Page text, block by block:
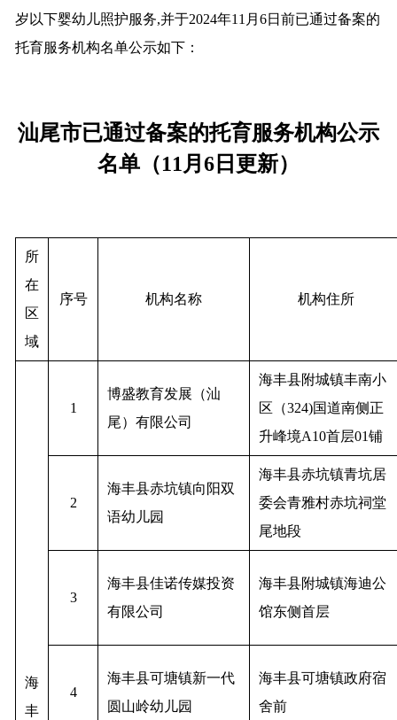
岁以下婴幼儿照护服务,并于2024年11月6日前已通过备案的
托育服务机构名单公示如下：
汕尾市已通过备案的托育服务机构公示
名单（11月6日更新）
所
在
区
域
序号 机构名称 机构住所
海
丰
1
博盛教育发展（汕
尾）有限公司
海丰县附城镇丰南小
区（324)国道南侧正
升峰境A10首层01铺
2
海丰县赤坑镇向阳双
语幼儿园
海丰县赤坑镇青坑居
委会青雅村赤坑祠堂
尾地段
3
海丰县佳诺传媒投资
有限公司
海丰县附城镇海迪公
馆东侧首层
4
海丰县可塘镇新一代
圆山岭幼儿园
海丰县可塘镇政府宿
舍前